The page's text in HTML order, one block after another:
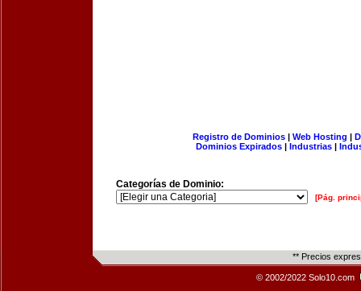
Registro de Dominios| Web Hosting |
Dominios Expirados | Industrias |
Categorías de Dominio:
[Pág.
** Precios
© 2002/2022 Solo10.com